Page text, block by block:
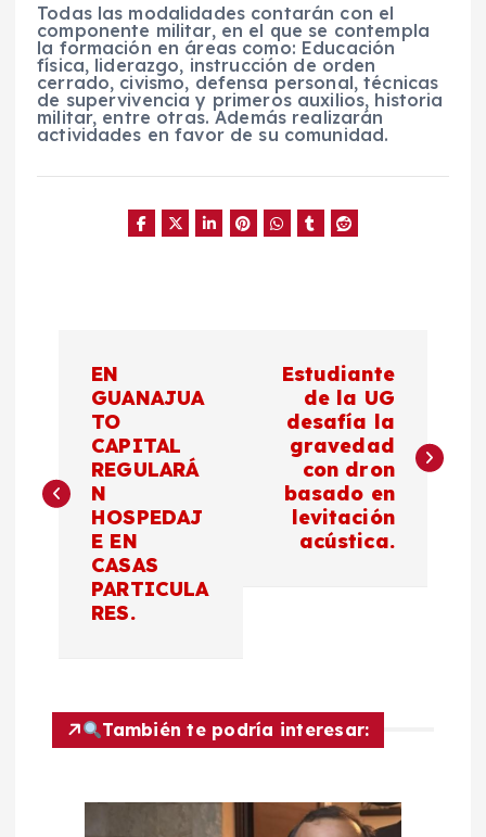
Todas las modalidades contarán con el
componente militar, en el que se contempla
la formación en áreas como: Educación
física, liderazgo, instrucción de orden
cerrado, civismo, defensa personal, técnicas
de supervivencia y primeros auxilios, historia
militar, entre otras. Además realizarán
actividades en favor de su comunidad.
e
EN
GUANAJUA
TO
CAPITAL
REGULARÁ
N
HOSPEDAJ
E EN
CASAS
PARTICULA
RES.
Estudiante
de la UG
desafía la
gravedad
con dron
basado en
levitación
acústica.
También te podría interesar: